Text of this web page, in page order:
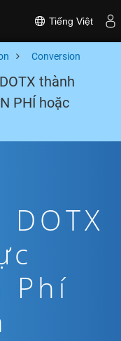
Tiếng Việt
Conversion
thành
PHÍ hoặc
Phí